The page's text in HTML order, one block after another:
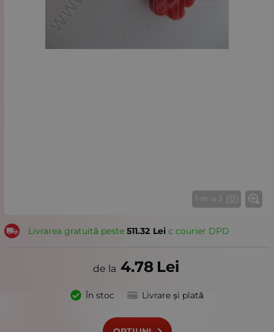
1 de la 3
Livrarea gratuită peste 511.32 Leiс courier DPD
4.78 Lei
În stoc Livrare și plată